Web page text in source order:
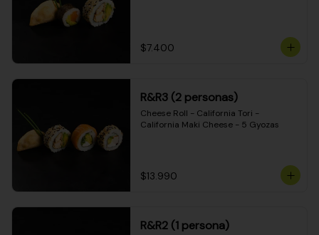
$7.400
R&R3 (2 personas)
Cheese Roll - California Tori -
California Maki Cheese - 5 Gyozas
$13.990
R&R2 (1 persona)